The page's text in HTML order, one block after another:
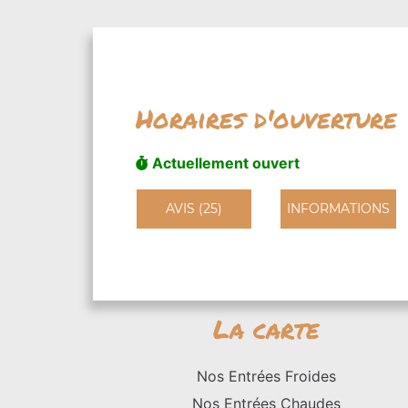
Horaires d'ouverture
Actuellement ouvert
AVIS (25) INFORMATIONS
La carte
Nos Entrées Froides
Nos Entrées Chaudes